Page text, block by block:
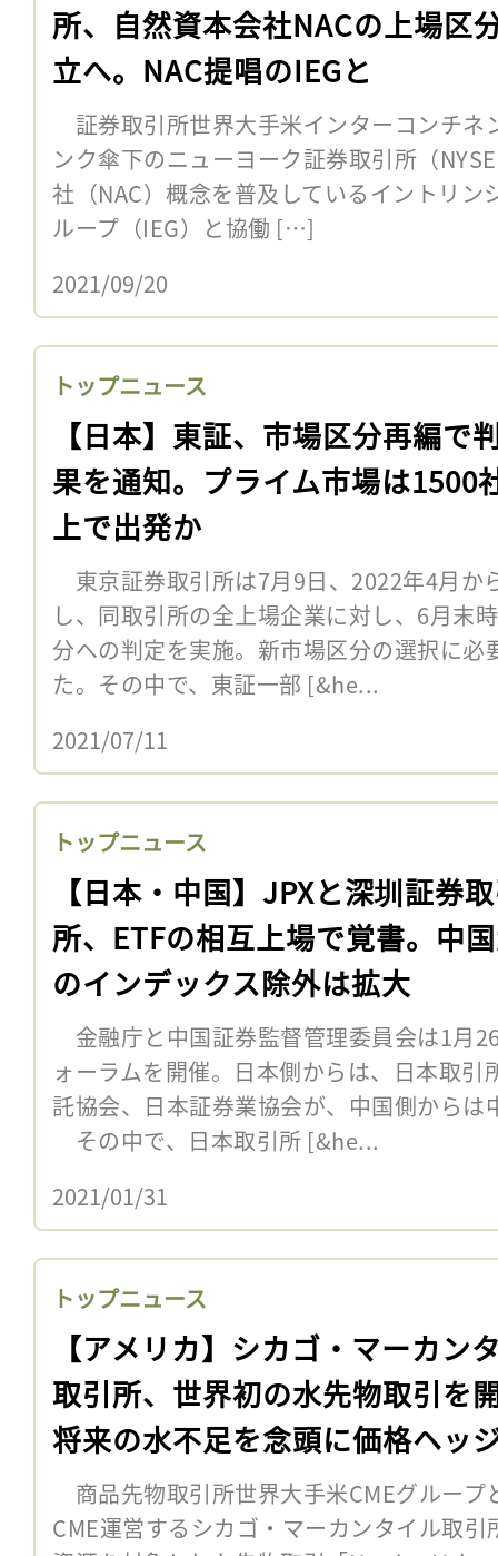
所、自然資本会社NACの上場区
立へ。NAC提唱のIEGと
証券取引所世界大手米インターコンチネ
ンク傘下のニューヨーク証券取引所（
社（NAC）概念を普及しているイントリン
ループ（IEG）と協働 […]
2021/09/20
トップニュース
【日本】東証、市場区分再編で
果を通知。プライム市場は1500
上で出発か
東京証券取引所は7月9日、2022年4月か
し、同取引所の全上場企業に対し、6月末
分への判定を実施。新市場区分の選択に
た。その中で、東証一部 [&he...
2021/07/11
トップニュース
【日本・中国】JPXと深圳証券
所、ETFの相互上場で覚書。中
のインデックス除外は拡大
金融庁と中国証券監督管理委員会は1月
ォーラムを開催。日本側からは、日本取引
託協会、日本証券業協会が、中国側から
その中で、日本取引所 [&he...
2021/01/31
トップニュース
【アメリカ】シカゴ・マーカン
取引所、世界初の水先物取引を
将来の水不足を念頭に価格ヘッ
商品先物取引所世界大手米CMEグループ
CME運営するシカゴ・マーカンタイル取